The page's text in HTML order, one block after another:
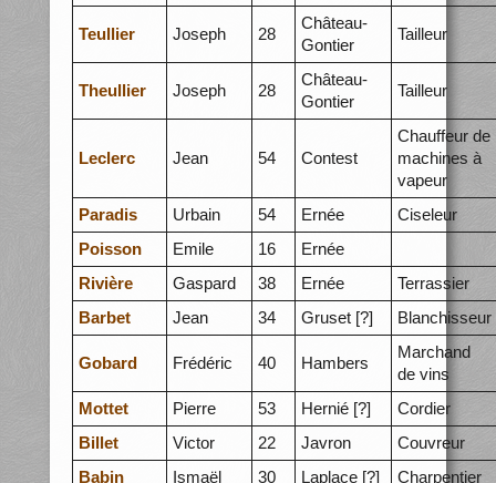
Teullier Joseph 28
Château-
Gontier
Tailleur
Theullier Joseph 28
Château-
Gontier
Tailleur
Leclerc Jean 54 Contest
Chauffeur de
machines à
vapeur
Paradis
Urbain 54 Ernée
Ciseleur
Poisson
Emile 16
Ernée
Rivière
Gaspard 38 Ernée
Terrassier
Barbet
Jean 34 Gruset [?] Blanchisseur
Gobard Frédéric 40 Hambers
Marchand
de vins
Mottet
Pierre 53 Hernié [?]
Cordier
Billet
Victor 22 Javron
Couvreur
Babin
Ismaël 30 Laplace [?]
Charpentier